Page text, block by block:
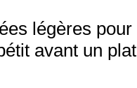
légères pour
avant un plat